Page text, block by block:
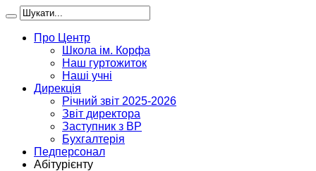
Про Центр
Школа ім. Корфа
Наш гуртожиток
Наші учні
Дирекція
Річний звіт 2025-2026
Звіт директора
Заступник з ВР
Бухгалтерія
Педперсонал
Абітурієнту